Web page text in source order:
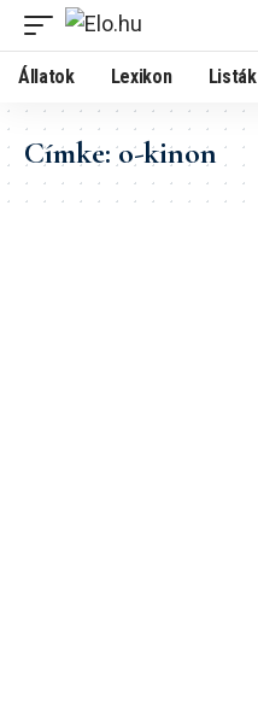
Állatok Lexikon Listák
Címke:o-kinon